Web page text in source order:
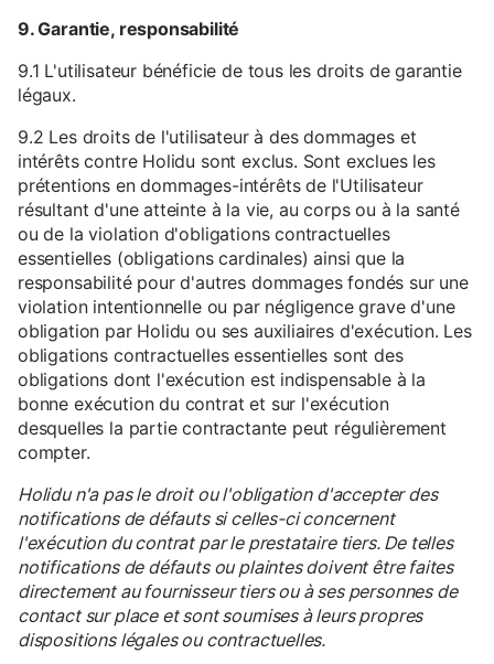
9. Garantie, responsabilité
9.1 L'utilisateur bénéficie de tous les droits de garantie
légaux.
9.2 Les droits de l'utilisateur à des dommages et
intérêts contre Holidu sont exclus. Sont exclues les
prétentions en dommages-intérêts de l'Utilisateur
résultant d'une atteinte à la vie, au corps ou à la santé
ou de la violation d'obligations contractuelles
essentielles (obligations cardinales) ainsi que la
responsabilité pour d'autres dommages fondés sur une
violation intentionnelle ou par négligence grave d'une
obligation par Holidu ou ses auxiliaires d'exécution. Les
obligations contractuelles essentielles sont des
obligations dont l'exécution est indispensable à la
bonne exécution du contrat et sur l'exécution
desquelles la partie contractante peut régulièrement
compter.
Holidu n'a pas le droit ou l'obligation d'accepter des
notifications de défauts si celles-ci concernent
l'exécution du contrat par le prestataire tiers. De telles
notifications de défauts ou plaintes doivent être faites
directement au fournisseur tiers ou à ses personnes de
contact sur place et sont soumises à leurs propres
dispositions légales ou contractuelles.